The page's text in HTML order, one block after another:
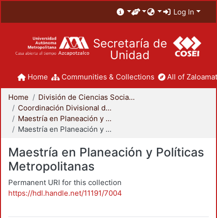
Log In
Secretaría de
Unidad
Home Communities & Collections All of
Home
División de Ciencias Sociales y Humanidades
Coordinación Divisional de Posgrado
Maestría en Planeación y Políticas Metropolitanas
Maestría en Planeación y Políticas Metropolitanas
Maestría en Planeación y Políticas
Metropolitanas
Permanent URI for this collection
https://hdl.handle.net/11191/7004